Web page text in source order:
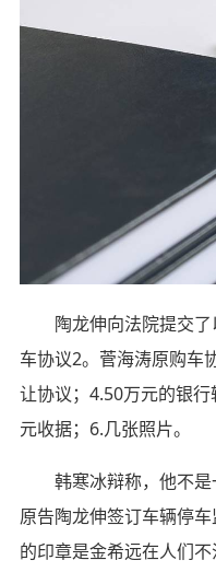
陶龙伸向法院提交了
车协议2。菅海涛原购车
让协议；4.50万元的银
元收据；6.几张照片。
韩寒冰辩称，他不是
原告陶龙伸签订车辆停
的印章是金希远在人们